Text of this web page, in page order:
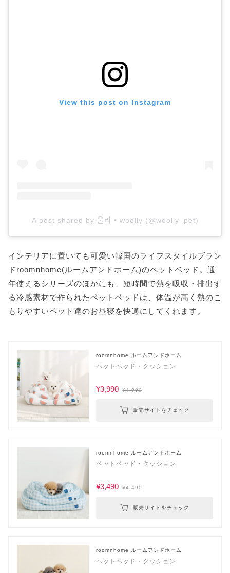
View this post on Instagram
A post shared by 울리 • woolly (@woolly_pet)
インテリアに置いても可愛い韓国のライフスタイルブラン
ドroomnhome(ルームアンドホーム)のペットベッド。通
年使えるシリーズのほかにも、短時間で熱を吸収・排出す
る冷感素材で作られたペットベッドは、体温が高く熱のこ
もりやすいペット達のお昼寝を快適にしてくれます。
roomnhome ルームアンドホーム
ペットベッド・クッション
¥3,990 ¥4,990
販売サイトをチェック
roomnhome ルームアンドホーム
ペットベッド・クッション
¥3,490 ¥4,490
販売サイトをチェック
roomnhome ルームアンドホーム
ペットベッド・クッション